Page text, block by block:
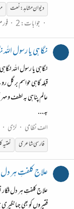
دیوان مشاہد:نعت
جوابات: 2
نگاہی یا رسول
نگاہی یا رسول اللہ
قبلہ گاہی حواسم بر گل
عالم پناہی بہ لطف و
بہ...
الف نظامی
لڑی
فارسی شاعری
نعتیہ
علاج کلفتِ ہر دل
علاج کلفتِ ہر دل
فقیروں کو بھی